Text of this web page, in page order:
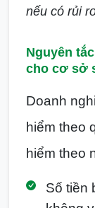
nếu có rủi
Nguyên
cho cơ sở
Doanh
hiểm theo
hiểm theo
Số tiền